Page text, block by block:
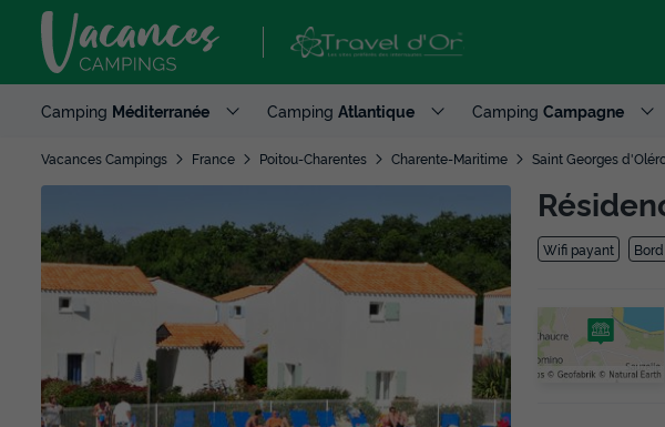
Camping Méditerranée Camping Atlantique Camping Campagne
Vacances Campings France Poitou-Charentes Charente-Maritime Saint Georges
Wifi payant